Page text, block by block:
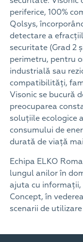
periferice, 100%
Qolsys,
detectare a
securitate (Grad 2
perimetru, pentru
industrială sau
compatibilități,
Visonic se bucură
preocuparea
soluțiile ecologice
consumului de
durată de viață
Echipa ELKO
lungul anilor în
ajuta cu informații,
Concept, în
scenarii de utilizare